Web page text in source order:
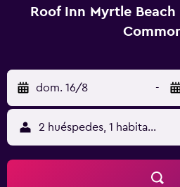
llamadas locales y de larga
hotel incluyen piscina al aire libre
Roof Inn Myrtle
dom. 16/8 -
2 huéspedes, 1 habitación